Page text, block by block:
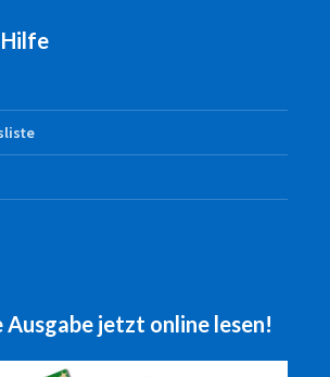
Ausgabe jetzt online lesen!